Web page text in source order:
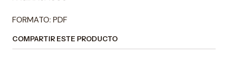
FORMATO: PDF
COMPARTIR ESTE PRODUCTO